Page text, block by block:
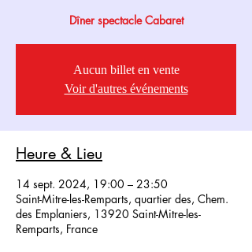
Dîner spectacle Cabaret
Aucun billet en vente
Voir d'autres événements
Heure & Lieu
14 sept. 2024, 19:00 – 23:50
Saint-Mitre-les-Remparts, quartier des, Chem.
des Emplaniers, 13920 Saint-Mitre-les-
Remparts, France